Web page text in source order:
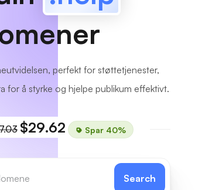
perfekt for støttetjenester,
for å styrke og hjelpe publikum effektivt.
$29.62 Spar 40%
Search